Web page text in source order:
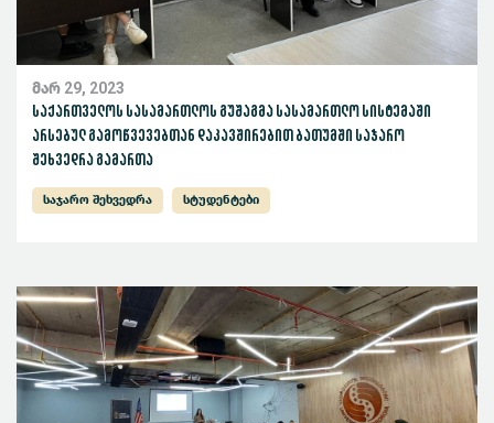
მარ 29, 2023
საქართველოს სასამართლოს გუშაგმა სასამართლო სისტემაში
არსებულ გამოწვევებთან დაკავშირებით ბათუმში საჯარო
შეხვედრა გამართა
საჯარო შეხვედრა სტუდენტები